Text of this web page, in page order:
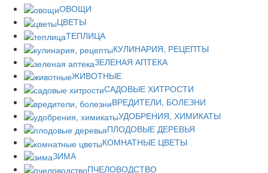
ОВОЩИ
ЦВЕТЫ
ТЕПЛИЦА
КУЛИНАРИЯ, РЕЦЕПТЫ
ЗЕЛЕНАЯ АПТЕКА
ЖИВОТНЫЕ
САДОВЫЕ ХИТРОСТИ
ВРЕДИТЕЛИ, БОЛЕЗНИ
УДОБРЕНИЯ, ХИМИКАТЫ
ПЛОДОВЫЕ ДЕРЕВЬЯ
КОМНАТНЫЕ ЦВЕТЫ
ЗИМА
ПЧЕЛОВОДСТВО